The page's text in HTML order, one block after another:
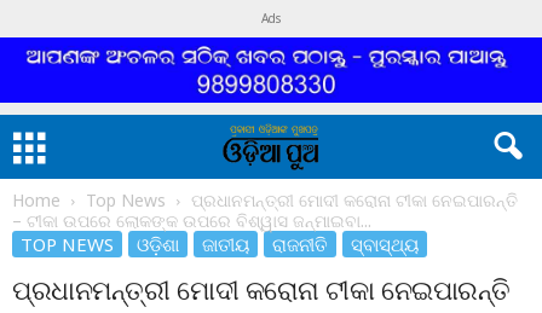
Ads
Home Top News
ପ୍ରଧାନମନ୍ତ୍ରୀ ମୋଦୀ କରୋନା ଟୀକା ନେଇପାରନ୍ତି
– ଟୀକା ଉପରେ ଲୋକଙ୍କ ଉପରେ ବିଶ୍ୱାସ ଜନ୍ମାଇବା...
TOP NEWS ଓଡ଼ିଶା ଜାତୀୟ ରାଜନୀତି ସ୍ବାସ୍ଥ୍ୟ
ପ୍ରଧାନମନ୍ତ୍ରୀ ମୋଦୀ କରୋନା ଟୀକା ନେଇପାରନ୍ତି